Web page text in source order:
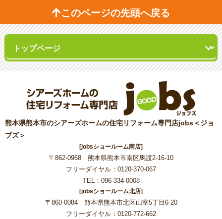
このページの先頭へ戻る
熊本県熊本市のシアーズホームの住宅リフォーム専門店jobs＜ジョ
ブズ＞
[jobsショールーム南店]
〒862-0968 熊本県熊本市南区馬渡2-16-10
フリーダイヤル：0120-370-067
TEL：096-334-0008
[jobsショールーム北店]
〒860-0084 熊本県熊本市北区山室5丁目6-20
フリーダイヤル：0120-772-662